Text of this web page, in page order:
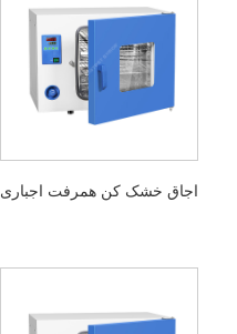
اجاق خشک کن همرفت اجباری